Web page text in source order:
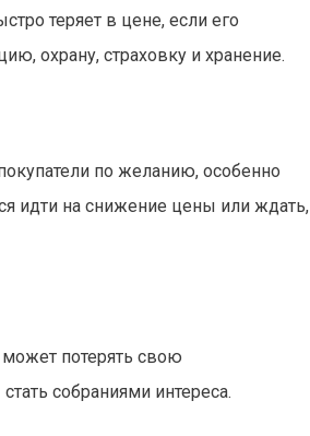
теряет в цене, если его
охрану, страховку и хранение.
по желанию, особенно
идти на снижение цены или ждать,
потерять свою
собраниями интереса.